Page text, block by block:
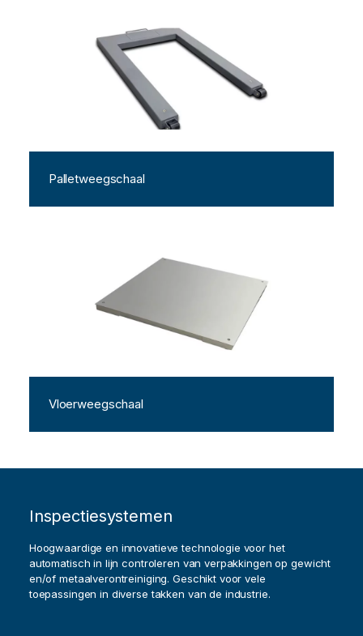
Palletweegschaal
Vloerweegschaal
Inspectiesystemen
Hoogwaardige en innovatieve technologie voor het
automatisch in lijn controleren van verpakkingen op gewicht
en/of metaalverontreiniging. Geschikt voor vele
toepassingen in diverse takken van de industrie.